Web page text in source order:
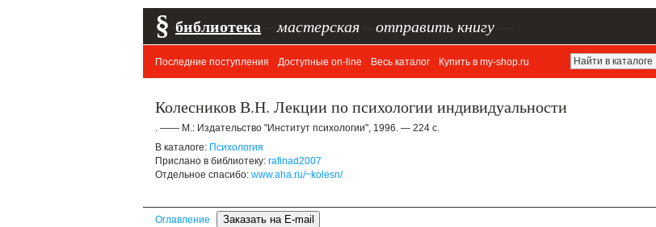
§ библиотека мастерская отправить книгу
Последние поступления Доступные on-line Весь каталог Купить в my-shop.ru
Колесников В.Н. Лекции по психологии индивидуальности
. —— М.: Издательство "Институт психологии", 1996. — 224 с.
В каталоге: Психология
Прислано в библиотеку: rafinad2007
Отдельное спасибо: www.aha.ru/~kolesn/
Оглавление